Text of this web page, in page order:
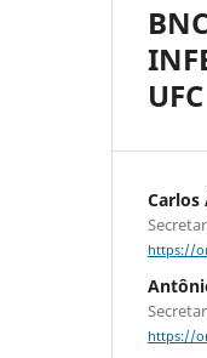
UFC
Carlos
https://
https://